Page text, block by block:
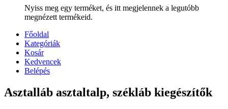
Nyiss meg egy terméket, és itt megjelennek a legutóbb
megnézett termékeid.
Főoldal
Kategóriák
Kosár
Kedvencek
Belépés
Asztalláb asztaltalp, székláb kiegészítők